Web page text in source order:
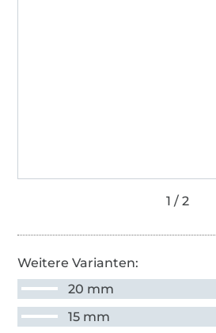
Weitere Varianten:
20 mm
15 mm